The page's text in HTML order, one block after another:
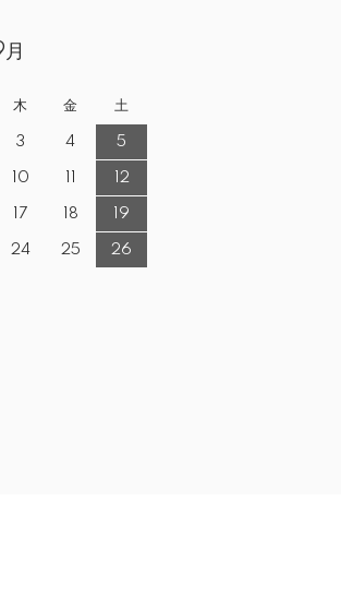
木 金 土
3 4 5
10 12
17 18 19
24 25 26